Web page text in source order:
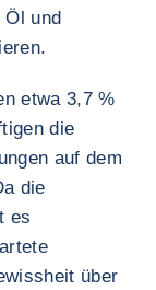
und
etwa 3,7 %
die
auf dem
die
es
über